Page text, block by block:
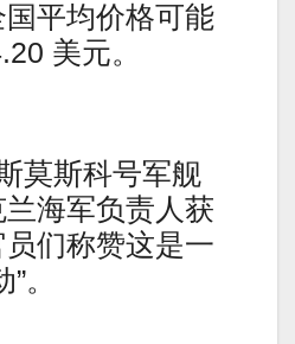
平均价格可能
美元。
莫斯科号军舰
海军负责人获
们称赞这是一
。